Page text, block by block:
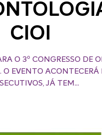
CIOI
O 3º CONGRESSO DE
O EVENTO ACONTECERÁ
JÁ TEM...